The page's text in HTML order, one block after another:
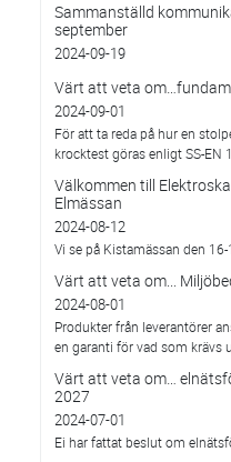
Sammanställd
september
2024-09-19
Värt att veta
2024-09-01
För att ta reda på hur en
krocktest göras enligt SS-EN
Välkommen till
Elmässan
2024-08-12
Vi se på Kistamässan den
Värt att veta om...
2024-08-01
Produkter från leverantörer
en garanti för vad som krävs
Värt att veta om…
2027
2024-07-01
Ei har fattat beslut om